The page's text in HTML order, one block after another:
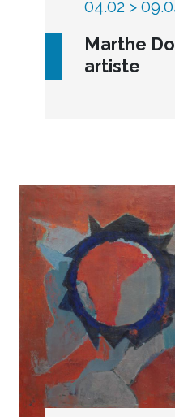
04.02 >
Marthe
artiste